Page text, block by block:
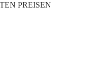
PREISEN